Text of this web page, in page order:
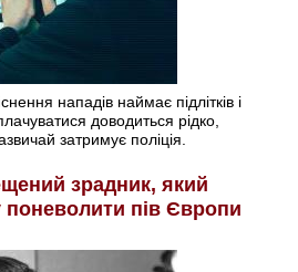
нападів наймає підлітків і
доводиться рідко,
затримує поліція.
зрадник, який
поневолити пів Європи